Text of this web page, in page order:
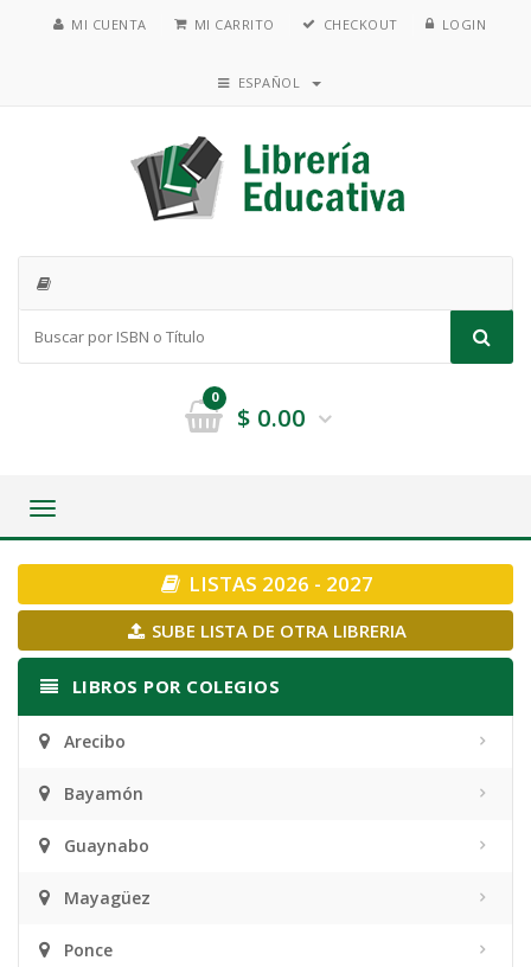
MI CUENTA MI CARRITO CHECKOUT LOGIN
ESPAÑOL
0
$ 0.00
Toggle
LISTAS 2026 - 2027
SUBE LISTA DE OTRA LIBRERIA
LIBROS POR COLEGIOS
Arecibo
Bayamón
Guaynabo
Mayagüez
Ponce